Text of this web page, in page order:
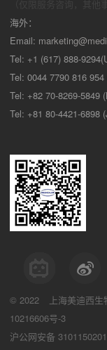
海外：
Email:
Tel: +1 (617) 888-
Tel: 0044 7790 816 954
Tel: +82 70-8269-5849
Tel: +81 80-4421-6898
© 2022 上海美迪西
10216606号-3
沪公网安备